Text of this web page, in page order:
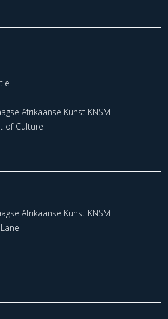
Afrikaanse Kunst KNSM
of Culture
Afrikaanse Kunst KNSM